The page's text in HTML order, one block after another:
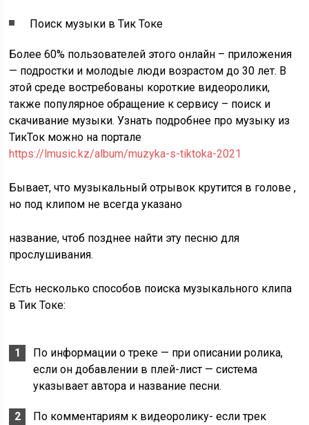
Поиск музыки в Тик Токе
Более 60% пользователей этого онлайн – приложения
— подростки и молодые люди возрастом до 30 лет. В
этой среде востребованы короткие видеоролики,
также популярное обращение к сервису – поиск и
скачивание музыки. Узнать подробнее про музыку из
ТикТок можно на портале
https://lmusic.kz/album/muzyka-s-tiktoka-2021
Бывает, что музыкальный отрывок крутится в голове ,
но под клипом не всегда указано
название, чтоб позднее найти эту песню для
прослушивания.
Есть несколько способов поиска музыкального клипа
в Тик Токе:
По информации о треке — при описании ролика,
если он добавлении в плей-лист — система
указывает автора и название песни.
По комментариям к видеоролику- если трек